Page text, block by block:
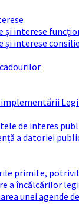
și interese
și interese
de interes
a datoriei
primite,
a încălcărilor
unei agende